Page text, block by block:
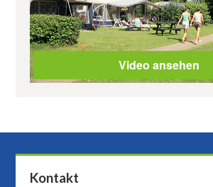
Video ansehen
Kontakt